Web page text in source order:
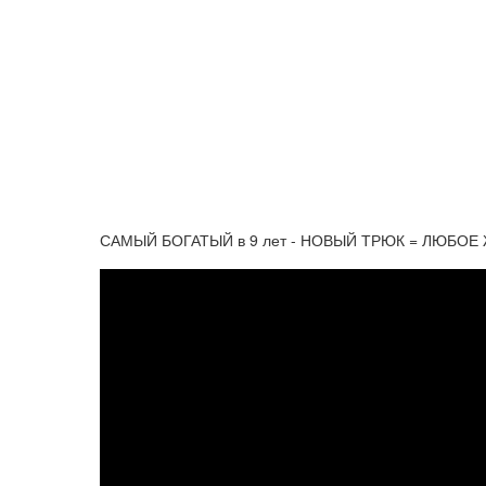
САМЫЙ БОГАТЫЙ в 9 лет - НОВЫЙ ТРЮК = ЛЮБОЕ